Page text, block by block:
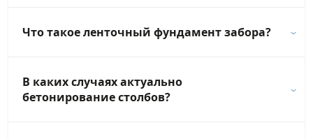
Что такое ленточный фундамент забора?
В каких случаях актуально
бетонирование столбов?